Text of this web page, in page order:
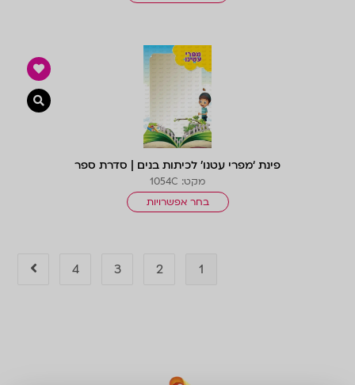
פינת ‘מפרי עטנו’ לכיתות בנים | סדרת ספר
מקט: 1054C
בחר אפשרויות
1
2
3
4